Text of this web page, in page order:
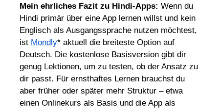
Mein ehrliches Fazit zu Hindi-Apps: Wenn du
Hindi primär über eine App lernen willst und kein
Englisch als Ausgangssprache nutzen möchtest,
ist Mondly* aktuell die breiteste Option auf
Deutsch. Die kostenlose Basisversion gibt dir
genug Lektionen, um zu testen, ob der Ansatz zu
dir passt. Für ernsthaftes Lernen brauchst du
aber früher oder später mehr Struktur – etwa
einen Onlinekurs als Basis und die App als